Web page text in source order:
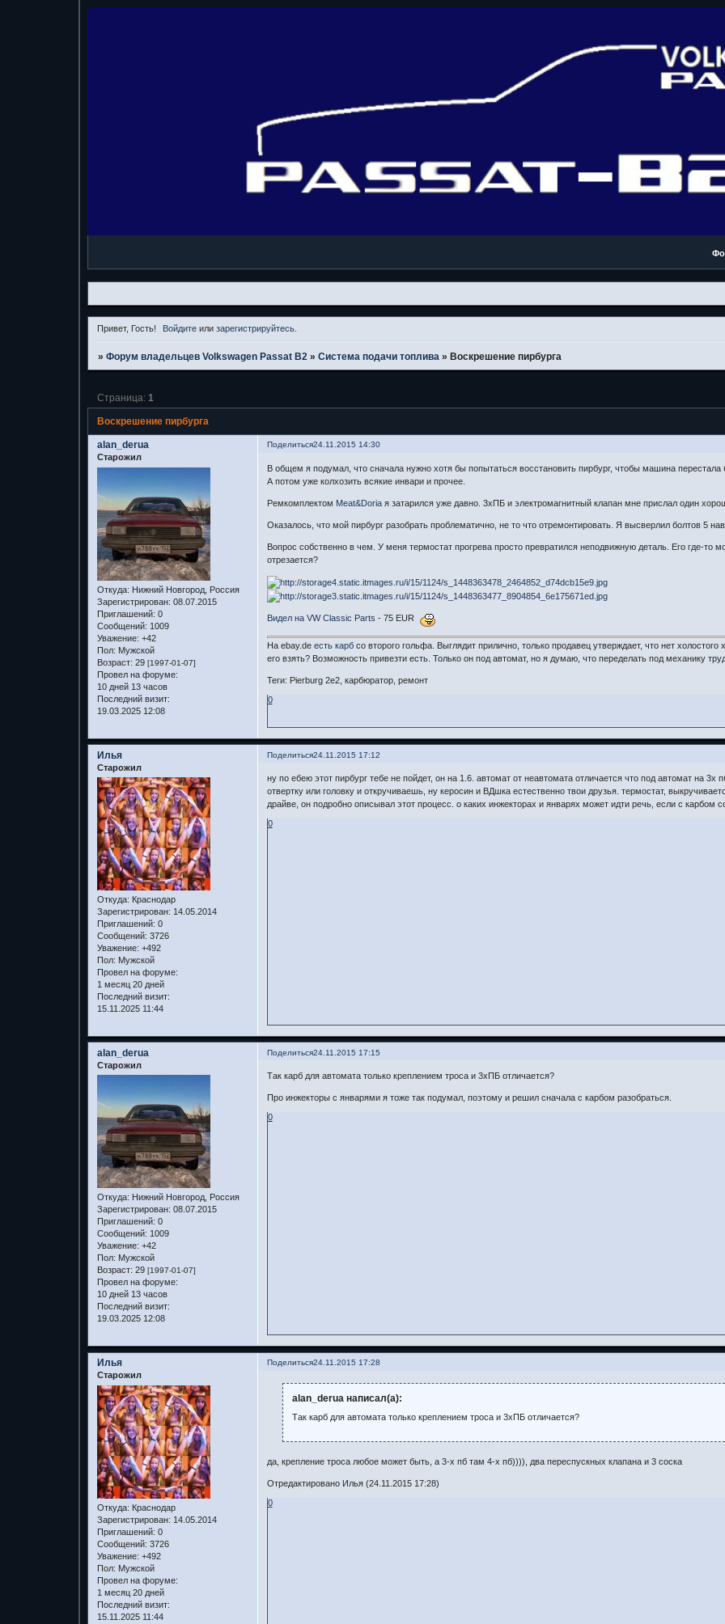
Привет, Гость! Войдите илизарегистрируйтесь.
» Форум владельцев Volkswagen Passat B2 » Система подачи топлива » Воскрешение пирбурга
Воскрешение пирбурга
Страница: 1
Поделиться24.11.2015 14:30
alan_derua
Старожил
Откуда: Нижний Новгород, Россия
Зарегистрирован: 08.07.2015
Приглашений: 0
Сообщений: 1009
Уважение: +42
Пол: Мужской
Возраст: 29 [1997-01-07]
Провел на форуме:
10 дней 13 часов
Последний визит:
19.03.2025 12:08
В общем я подумал, что сначала нужно хотя бы попытаться восстановить пирбург, чтобы машина
А потом уже колхозить всякие инвари и прочее.
Ремкомплектом Meat&Doriaя затарился уже давно. 3хПБ и электромагнитный клапан мне прислал один
Оказалось, что мой пирбург разобрать проблематично, не то что отремонтировать. Я высверлил болтов 5
Вопрос собственно в чем. У меня термостат прогрева просто превратился неподвижную деталь. Его где-то
отрезается?
Видел на VW Classic Parts - 75 EUR
На ebay.de есть карбсо второго гольфа. Выглядит прилично, только продавец утверждает, что нет
его взять? Возможность привезти есть. Только он под автомат, но я думаю, что переделать под механику
Теги: Pierburg 2e2, карбюратор, ремонт
0
Поделиться24.11.2015 17:12
Илья
Старожил
Откуда: Краснодар
Зарегистрирован: 14.05.2014
Приглашений: 0
Сообщений: 3726
Уважение: +492
Пол: Мужской
Провел на форуме:
1 месяц 20 дней
Последний визит:
15.11.2025 11:44
ну по ебею этот пирбург тебе не пойдет, он на 1.6. автомат от неавтомата отличается что под автомат на
отвертку или головку и откручиваешь, ну керосин и ВДшка естественно твои друзья. термостат,
драйве, он подробно описывал этот процесс. о каких инжекторах и январях может идти речь, если с карбом
0
Поделиться24.11.2015 17:15
alan_derua
Старожил
Откуда: Нижний Новгород, Россия
Зарегистрирован: 08.07.2015
Приглашений: 0
Сообщений: 1009
Уважение: +42
Пол: Мужской
Возраст: 29 [1997-01-07]
Провел на форуме:
10 дней 13 часов
Последний визит:
19.03.2025 12:08
Так карб для автомата только креплением троса и 3хПБ отличается?
Про инжекторы с январями я тоже так подумал, поэтому и решил сначала с карбом разобраться.
0
Поделиться24.11.2015 17:28
Илья
Старожил
Откуда: Краснодар
Зарегистрирован: 14.05.2014
Приглашений: 0
Сообщений: 3726
Уважение: +492
Пол: Мужской
Провел на форуме:
1 месяц 20 дней
Последний визит:
15.11.2025 11:44
alan_derua написал(а):
Так карб для автомата только креплением троса и 3хПБ отличается?
да, крепление троса любое может быть, а 3-х пб там 4-х пб)))), два переспускных клапана и 3 соска
Отредактировано Илья (24.11.2015 17:28)
0